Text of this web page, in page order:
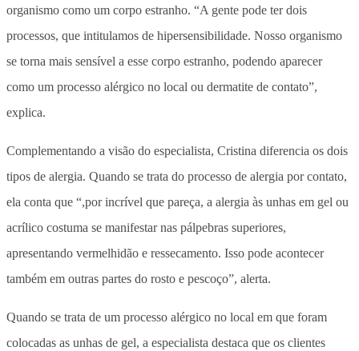
organismo como um corpo estranho. “A gente pode ter dois
processos, que intitulamos de hipersensibilidade. Nosso organismo
se torna mais sensível a esse corpo estranho, podendo aparecer
como um processo alérgico no local ou dermatite de contato”,
explica.
Complementando a visão do especialista, Cristina diferencia os dois
tipos de alergia. Quando se trata do processo de alergia por contato,
ela conta que “,por incrível que pareça, a alergia às unhas em gel ou
acrílico costuma se manifestar nas pálpebras superiores,
apresentando vermelhidão e ressecamento. Isso pode acontecer
também em outras partes do rosto e pescoço”, alerta.
Quando se trata de um processo alérgico no local em que foram
colocadas as unhas de gel, a especialista destaca que os clientes